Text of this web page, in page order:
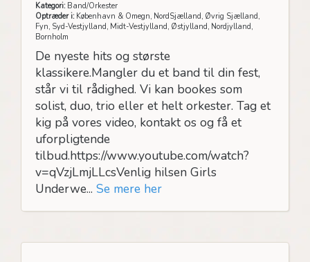
Kategori:Band/Orkester
Optræder i:København & Omegn, NordSjælland, Øvrig Sjælland,
Fyn, Syd-Vestjylland, Midt-Vestjylland, Østjylland, Nordjylland,
Bornholm
De nyeste hits og største
klassikere.Mangler du et band til din fest,
står vi til rådighed. Vi kan bookes som
solist, duo, trio eller et helt orkester. Tag et
kig på vores video, kontakt os og få et
uforpligtende
tilbud.https://www.youtube.com/watch?
v=qVzjLmjLLcsVenlig hilsen Girls
Underwe... Se mere her